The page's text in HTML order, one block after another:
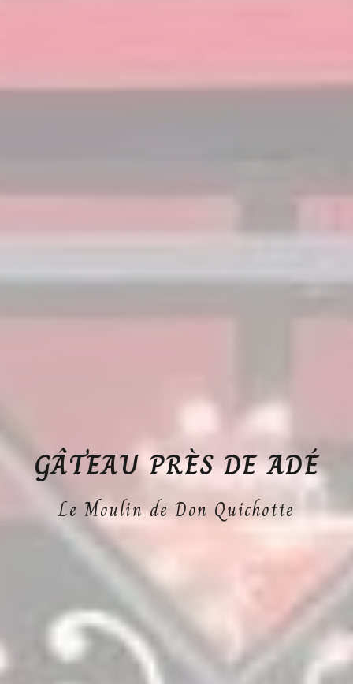
GÂTEAU PRÈS DE ADÉ
Le Moulin de Don Quichotte